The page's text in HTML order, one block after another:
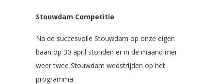
Stouwdam Competitie
Na de succesvolle Stouwdam op onze eigen
baan op 30 april stonden er in de maand mei
weer twee Stouwdam wedstrijden op het
programma.